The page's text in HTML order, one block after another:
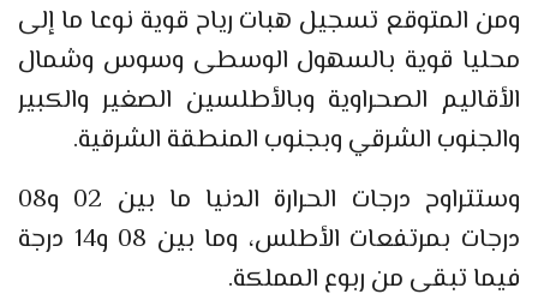
ومن المتوقع تسجيل هبات رياح قوية نوعا ما إلى
محليا قوية بالسهول الوسطى وسوس وشمال
الأقاليم الصحراوية وبالأطلسين الصغير والكبير
والجنوب الشرقي وبجنوب المنطقة الشرقية.
وستتراوح درجات الحرارة الدنيا ما بين 02 و08
درجات بمرتفعات الأطلس، وما بين 08 و14 درجة
فيما تبقى من ربوع المملكة.